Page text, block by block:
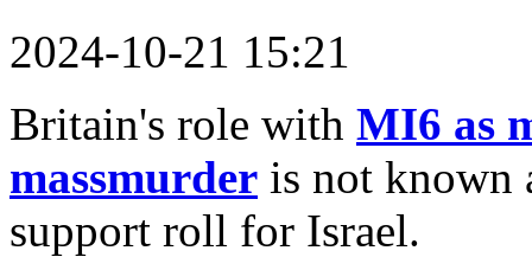
2024-10-21 15:21
Britain's role with MI6 as
massmurder is not known
support roll for Israel.